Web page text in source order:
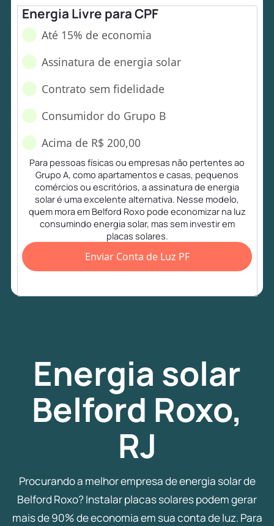
Energia Livre para CPF
Até 15% de economia
Assinatura de energia solar
Contrato sem fidelidade
Consumidor do Grupo B
Acima de R$ 200,00
Para pessoas físicas ou empresas não pertentes ao
Grupo A, como apartamentos e casas, pequenos
comércios ou escritórios, a assinatura de energia
solar é uma excelente alternativa. Nesse modelo,
quem mora em Belford Roxo pode economizar na luz
consumindo energia solar, mas sem investir em
placas solares.
Enviar Conta de Luz PF
Energia solar
Belford Roxo,
RJ
Procurando a melhor empresa de energia solar de
Belford Roxo? Instalar placas solares podem gerar
mais de 90% de economia em sua conta de luz. Para